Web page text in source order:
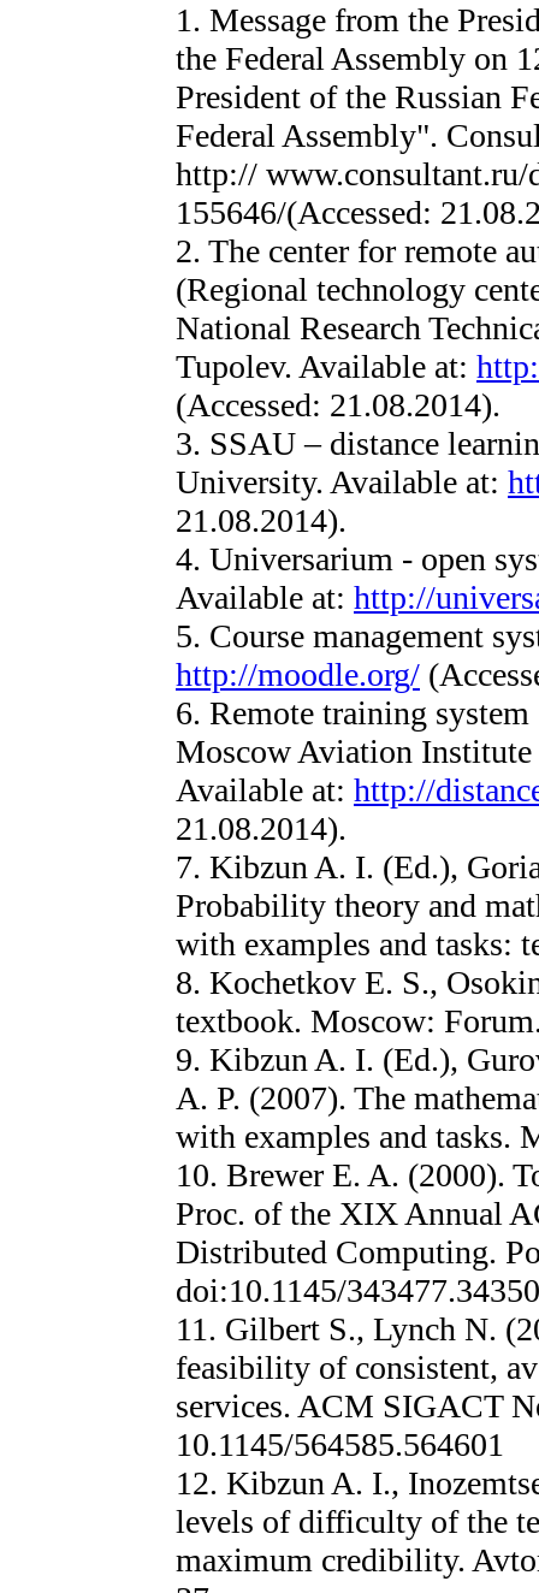
1. Message from the
the Federal Assembly on
President of the Russian
Federal Assembly".
http:// www.consultant.ru/
155646/(Accessed:
2. The center for remote
(Regional technology
National Research
Tupolev. Available at:
(Accessed: 21.08.2014).
3. SSAU – distance
University. Available at:
21.08.2014).
4. Universarium - open
Available at: http://
5. Course management
http://moodle.org/
6. Remote training
Moscow Aviation
Available at: http://
21.08.2014).
7. Kibzun A. I. (Ed.),
Probability theory and
with examples and
8. Kochetkov E. S.,
textbook. Moscow:
9. Kibzun A. I. (Ed.),
A. P. (2007). The
with examples and tasks.
10. Brewer E. A. (2000).
Proc. of the XIX Annual
Distributed Computing.
doi:10.1145/
11. Gilbert S., Lynch N.
feasibility of consistent,
services. ACM SIGACT
10.1145/564585.564601
12. Kibzun A. I.,
levels of difficulty of the
maximum credibility.